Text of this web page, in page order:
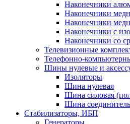
Наконечники
Наконечники
Наконечники
Наконечники с
Наконечники со
Телевизионные
Телефонно-
Шины нулевые и
Изоляторы
Шина нулевая
Шина силовая
Шина
Стабилизаторы, ИБП
Генераторы